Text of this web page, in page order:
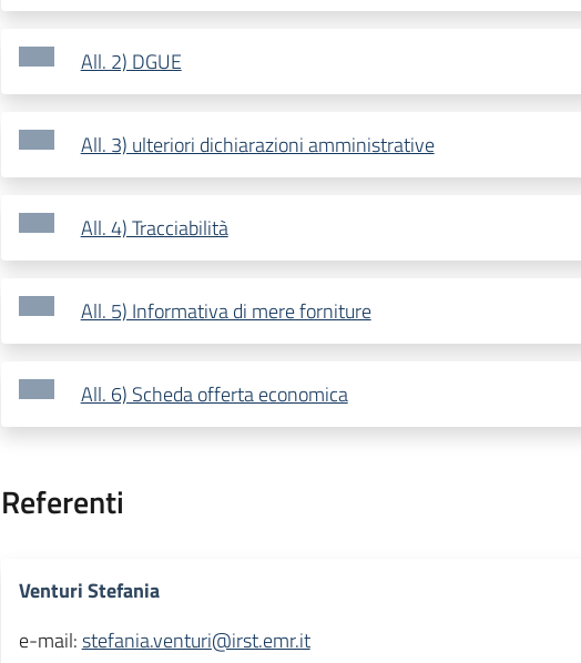
All. 2) DGUE
All. 3) ulteriori dichiarazioni amministrative
All. 4) Tracciabilità
All. 5) Informativa di mere forniture
All. 6) Scheda offerta economica
Referenti
Venturi Stefania
e-mail:stefania.venturi@irst.emr.it